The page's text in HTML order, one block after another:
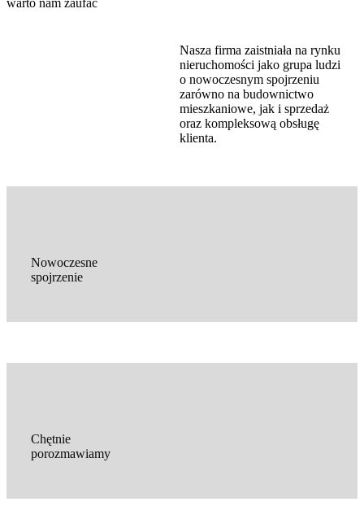
warto nam zaufać
Nasza firma zaistniała na rynku
nieruchomości jako grupa ludzi
o nowoczesnym spojrzeniu
zarówno na budownictwo
mieszkaniowe, jak i sprzedaż
oraz kompleksową obsługę
klienta.
Nowoczesne
spojrzenie
Chętnie
porozmawiamy